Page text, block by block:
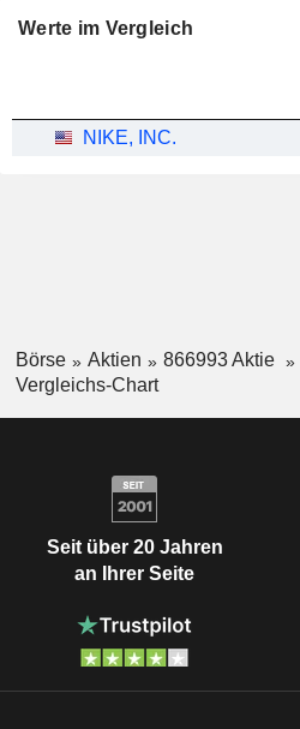
Werte im Vergleich
NIKE, INC.
Börse Aktien 866993 Aktie
Vergleichs-Chart
Seit über 20 Jahren
an Ihrer Seite